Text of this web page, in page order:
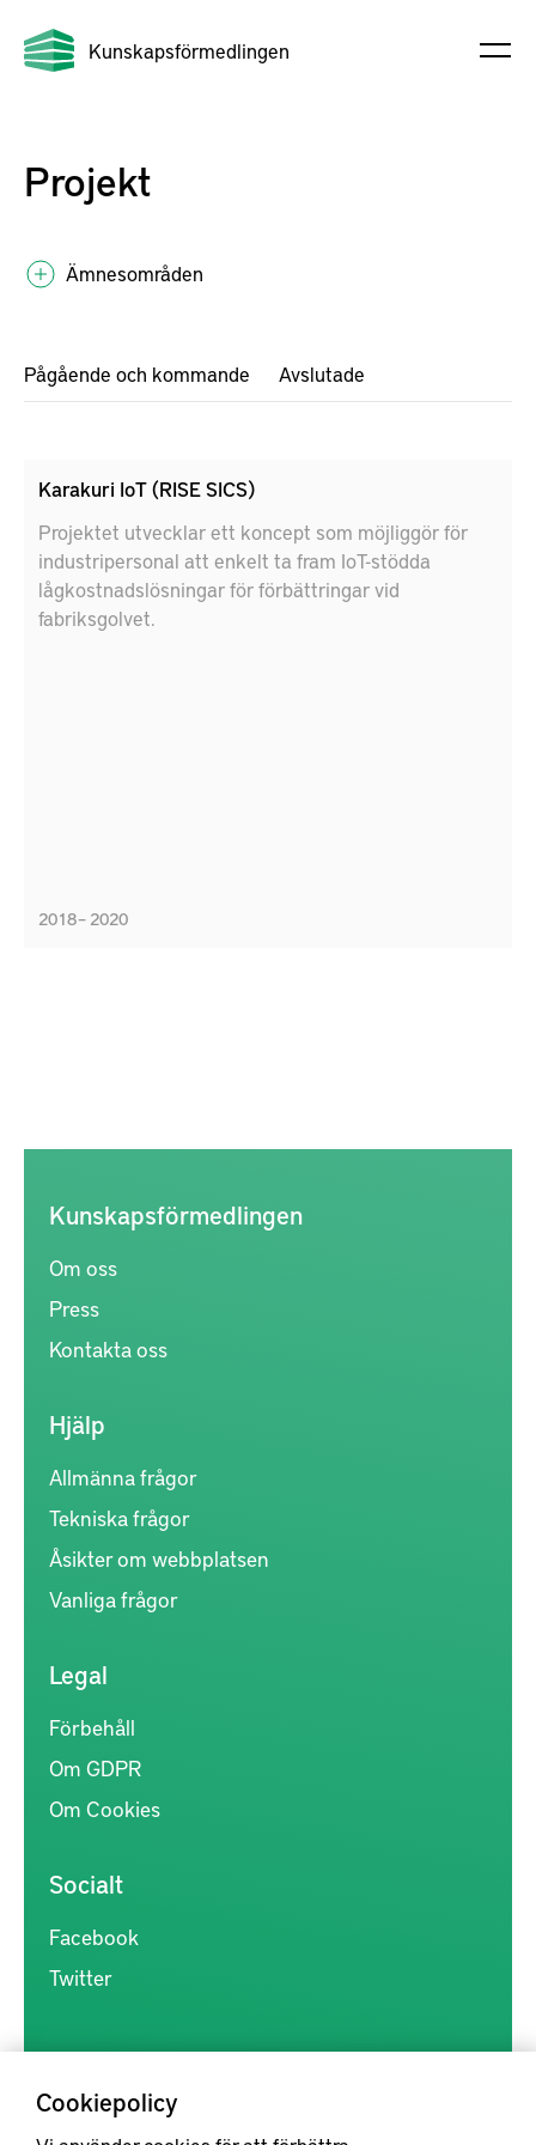
Kunskapsförmedlingen
Projekt
Ämnesområden
Pågående och kommande Avslutade
Karakuri IoT (RISE SICS)
Projektet utvecklar ett koncept som möjliggör för
industripersonal att enkelt ta fram IoT-stödda
lågkostnadslösningar för förbättringar vid
fabriksgolvet.
2018 – 2020
Cookiepolicy
Kunskapsförmedlingen
Om oss
Press
Kontakta oss
Hjälp
Allmänna frågor
Tekniska frågor
Åsikter om webbplatsen
Vanliga frågor
Legal
Förbehåll
Om GDPR
Om Cookies
Socialt
Facebook
Twitter